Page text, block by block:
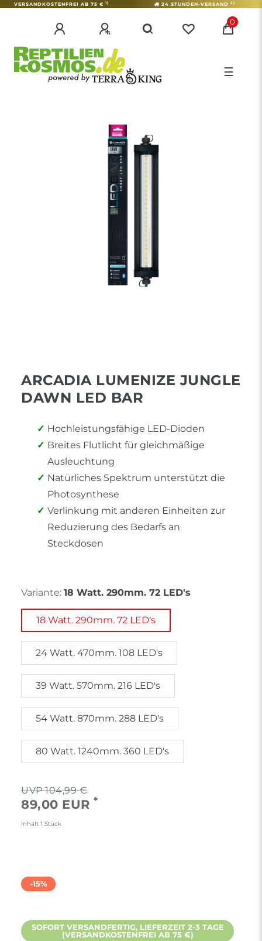
VERSANDKOSTENFREI AB 75 € 1) 24 STUNDEN-VERSAND 2)
0
☰
ARCADIA LUMENIZE JUNGLE
DAWN LED BAR
Hochleistungsfähige LED-Dioden
Breites Flutlicht für gleichmäßige
Ausleuchtung
Natürliches Spektrum unterstützt die
Photosynthese
Verlinkung mit anderen Einheiten zur
Reduzierung des Bedarfs an
Steckdosen
Variante: 18 Watt. 290mm. 72 LED's
18 Watt. 290mm. 72 LED's
24 Watt. 470mm. 108 LED's
39 Watt. 570mm. 216 LED's
54 Watt. 870mm. 288 LED's
80 Watt. 1240mm. 360 LED's
104,99 €
89,00 EUR *
Inhalt 1 Stück
-15%
SOFORT VERSANDFERTIG, LIEFERZEIT 2-3 TAGE
(VERSANDKOSTENFREI AB 75 €)